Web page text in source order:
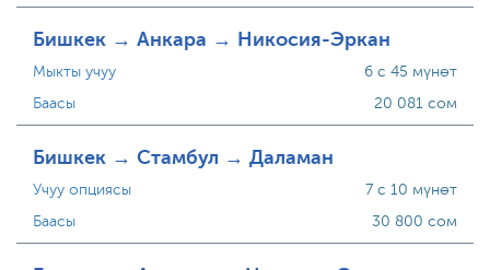
Бишкек → Анкара → Никосия-Эркан
Мыкты учуу
Баасы
6 с 45 мүнөт
20 081 сом
Бишкек → Стамбул → Даламан
Учуу опциясы
Баасы
7 с 10 мүнөт
30 800 сом